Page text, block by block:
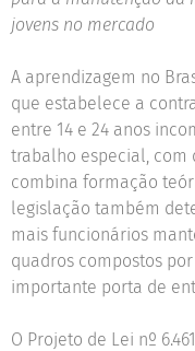
jovens no mercado
A aprendizagem no
que estabelece a
entre 14 e 24 anos
trabalho especial, com
combina formação
legislação também
mais funcionários
quadros compostos
importante porta de
O Projeto de Lei nº